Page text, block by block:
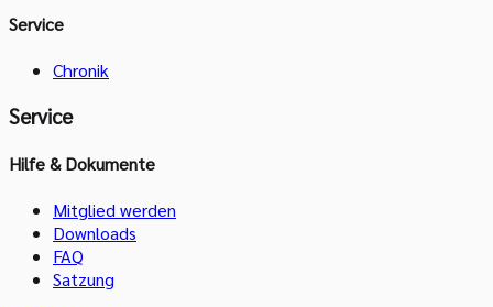
Service
Chronik
Service
Hilfe & Dokumente
Mitglied werden
Downloads
FAQ
Satzung